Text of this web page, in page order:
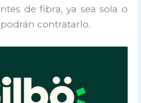
de fibra, ya sea sola o
contratarlo.